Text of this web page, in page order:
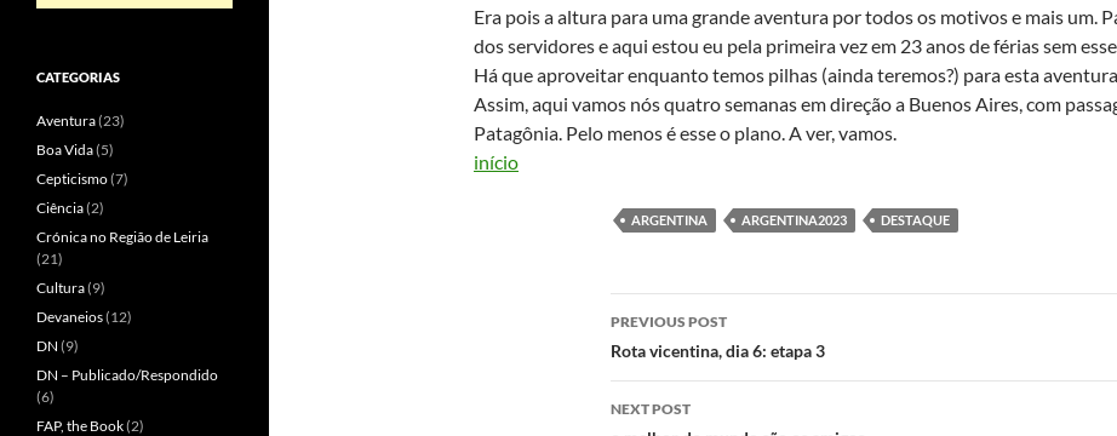
Era pois a altura para uma grande aventura por todos os motivos e mais um.
dos servidores e aqui estou eu pela primeira vez em 23 anos de férias sem
Há que aproveitar enquanto temos pilhas (ainda teremos?) para esta
Assim, aqui vamos nós quatro semanas em direção a Buenos Aires, com
Patagônia. Pelo menos é esse o plano. A ver, vamos.
início
ARGENTINA ARGENTINA2023 DESTAQUE
Post
navigation
PREVIOUS POST
Rota vicentina, dia 6: etapa 3
NEXT POST
CATEGORIAS
Aventura(23)
Boa Vida(5)
Cepticismo(7)
Ciência(2)
Crónica no Região de Leiria
(21)
Cultura(9)
Devaneios(12)
DN (9)
DN – Publicado/Respondido
(6)
FAP, the Book(2)